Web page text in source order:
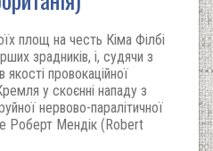
площ на честь Кіма Філбі
зрадників, і, судячи з
провокаційної
у скоєнні нападу з
нервово-паралітичної
Роберт Мендік (Robert